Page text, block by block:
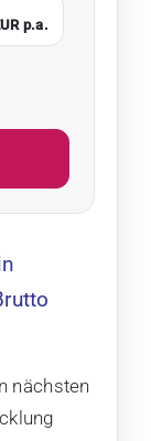
p.a.
nächsten